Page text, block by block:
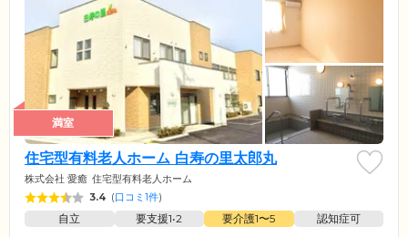
満室
住宅型有料老人ホーム 白寿の里太郎丸
株式会社 愛癒 住宅型有料老人ホーム
3.4 (口コミ1件)
自立 要支援1•2 要介護1〜5
認知症可